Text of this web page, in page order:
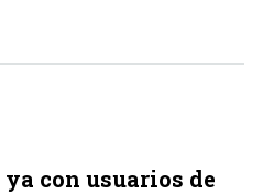
ya con usuarios de